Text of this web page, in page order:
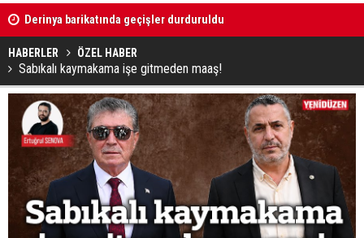
Derinya barikatında geçişler durduruldu
HABERLER ÖZEL HABER
Sabıkalı kaymakama işe gitmeden maaş!